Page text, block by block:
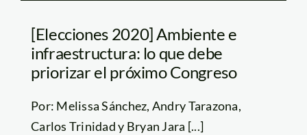
[Elecciones 2020] Ambiente e
infraestructura: lo que debe
priorizar el próximo Congreso
Por: Melissa Sánchez, Andry Tarazona,
Carlos Trinidad y Bryan Jara [...]